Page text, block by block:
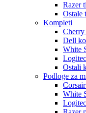
Razer
Ostale
Kompleti
Dell
White
Ostali
Podloge za
White